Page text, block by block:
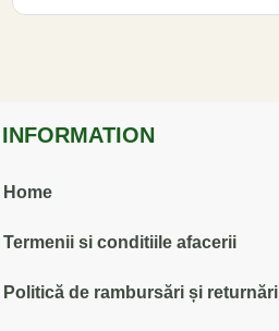
INFORMATION
Home
Termenii si conditiile afacerii
Politică de rambursări și returnări